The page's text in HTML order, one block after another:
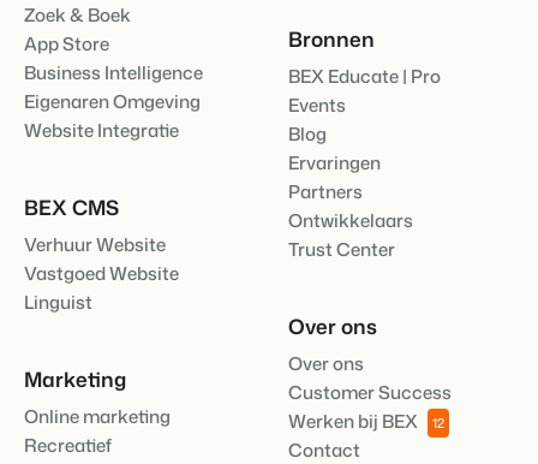
Zoek & Boek
App Store
Business Intelligence
Eigenaren Omgeving
Website Integratie
BEX CMS
Verhuur Website
Vastgoed Website
Linguist
Marketing
Online marketing
Recreatief
Bronnen
BEX Educate | Pro
Events
Blog
Ervaringen
Partners
Ontwikkelaars
Trust Center
Over ons
Over ons
Customer Success
Werken bij BEX
12
Contact